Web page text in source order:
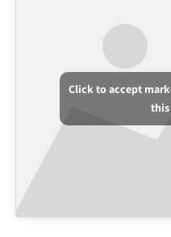
Click to accept